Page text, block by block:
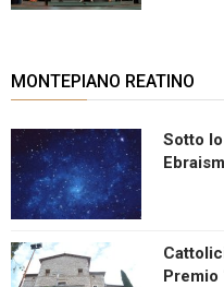
MONTEPIANO REATINO
Sotto
Premio